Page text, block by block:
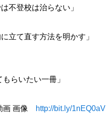
不登校は治らない」
立て直す方法を明かす」
らいたい一冊」
画 画像 http://bit.ly/1nEQ0aV